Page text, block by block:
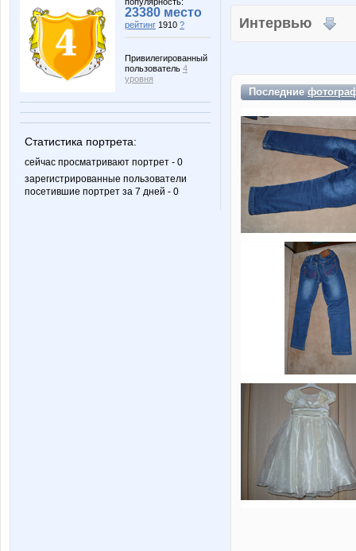
23380 место
рейтинг 1910 ?
Привилегированный
пользователь 4
уровня
Статистика портрета:
сейчас просматривают портрет - 0
зарегистрированные пользователи
посетившие портрет за 7 дней - 0
Интервью
Последние